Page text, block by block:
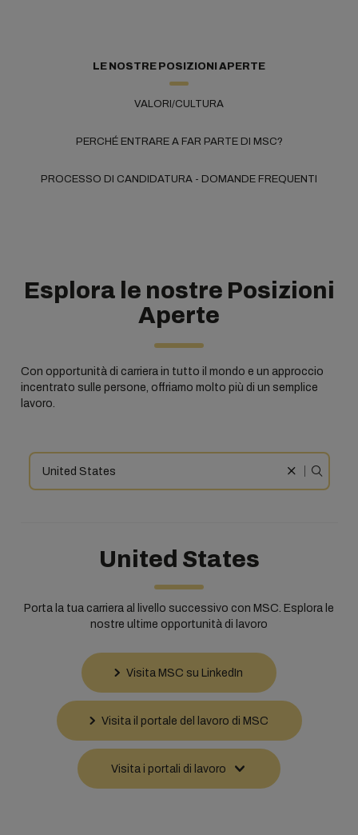
LE NOSTRE POSIZIONI APERTE
VALORI/CULTURA
PERCHÉ ENTRARE A FAR PARTE DI MSC?
PROCESSO DI CANDIDATURA - DOMANDE FREQUENTI
Esplora le nostre Posizioni
Aperte
Con opportunità di carriera in tutto il mondo e un approccio
incentrato sulle persone, offriamo molto più di un semplice
lavoro.
United States
Porta la tua carriera al livello successivo con MSC. Esplora le
nostre ultime opportunità di lavoro
Visita MSC su LinkedIn
Visita il portale del lavoro di MSC
Visita i portali di lavoro